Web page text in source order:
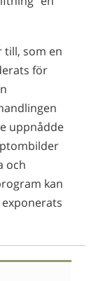
till, som en
för
uppnådde
och
kan